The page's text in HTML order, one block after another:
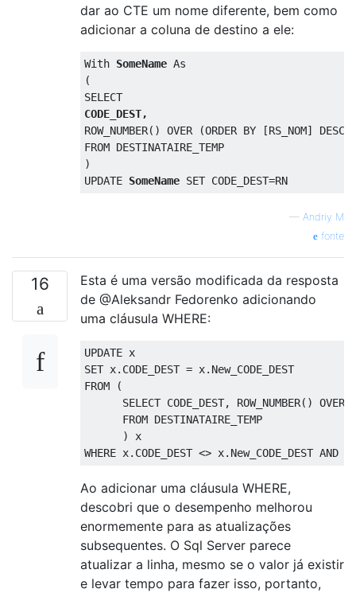
dar ao CTE um nome diferente, bem como
adicionar a coluna de destino a ele:
With SomeName As
(
SELECT
CODE_DEST,
ROW_NUMBER() OVER (ORDER BY [RS_NOM] DESC
FROM
)
UPDATE SomeName SET CODE_DEST=RN
— Andriy M
fonte
16
Esta é uma versão modificada da resposta
de @Aleksandr Fedorenko adicionando
uma cláusula WHERE:
UPDATE
SET x. CODE_DEST = x.
FROM
(
SELECT CODE_DEST, ROW_NUMBER() OVER
FROM DESTINATAIRE_TEMP
)
WHERE x. CODE_DEST <> x. New_CODE_DEST AND
Ao adicionar uma cláusula WHERE,
descobri que o desempenho melhorou
enormemente para as atualizações
subsequentes. O Sql Server parece
atualizar a linha, mesmo se o valor já existir
e levar tempo para fazer isso, portanto,